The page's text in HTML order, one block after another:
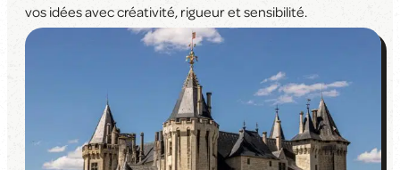
vos idées avec créativité, rigueur et sensibilité.